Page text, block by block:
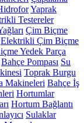
Yaprak
Testereler
Çim Biçme
Elektrikli Çim Biçme
Yedek Parça
Bahçe Pompası Su
Toprak Burgu
Makineleri Bahçe İş
Hortumlar
Hortum Bağlantı
Sulaklar